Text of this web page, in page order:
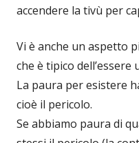
accendere la tivù per
Vi è anche un aspetto
che è tipico dell’essere
La paura per esistere
cioè il pericolo.
Se abbiamo paura di